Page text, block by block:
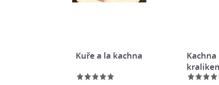
Kuře a la kachna
Kachna